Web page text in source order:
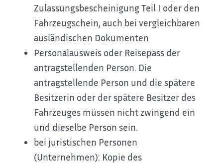
Zulassungsbescheinigung Teil I oder den
Fahrzeugschein, auch bei vergleichbaren
ausländischen Dokumenten
Personalausweis oder Reisepass der
antragstellenden Person. Die
antragstellende Person und die spätere
Besitzerin oder der spätere Besitzer des
Fahrzeuges müssen nicht zwingend ein
und dieselbe Person sein.
bei juristischen Personen
(Unternehmen): Kopie des